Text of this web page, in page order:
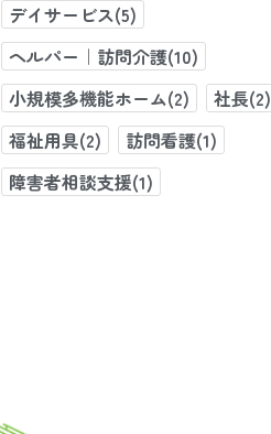
デイサービス(5)
ヘルパー｜訪問介護(10)
小規模多機能ホーム(2)
社長(2)
福祉用具(2)
訪問看護(1)
障害者相談支援(1)